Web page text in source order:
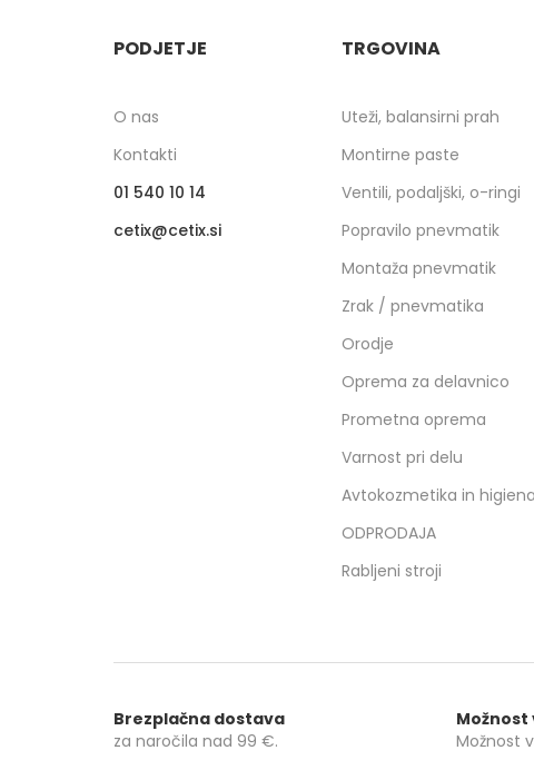
PODJETJE
O nas
Kontakti
01 540 10 14
cetix
cetix.si
TRGOVINA
Uteži, balansirni prah
Montirne paste
Ventili, podaljški, o-ringi
Popravilo pnevmatik
Montaža pnevmatik
Zrak / pnevmatika
Orodje
Oprema za delavnico
Prometna oprema
Varnost pri delu
Avtokozmetika in higiena
ODPRODAJA
Rabljeni stroji
Brezplačna dostava
za naročila nad 99 €.
Možnost